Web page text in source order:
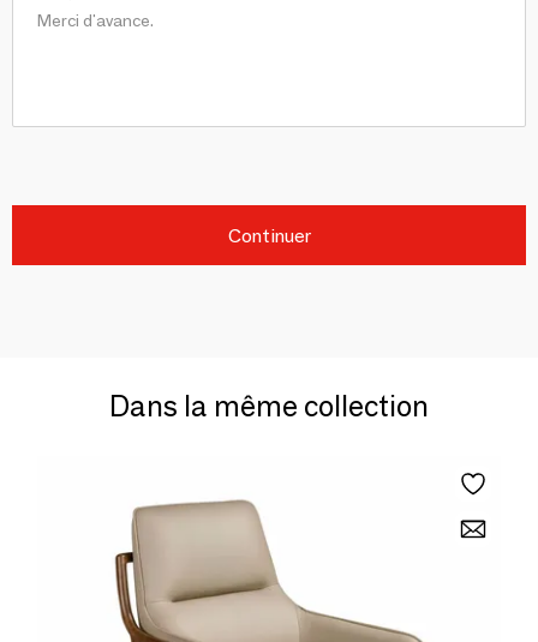
Continuer
Dans la même collection